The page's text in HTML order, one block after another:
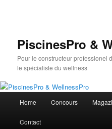
PiscinesPro &
Pour le constructeur professionel
le spécialiste du wellness
principal
Home Concours
Contact